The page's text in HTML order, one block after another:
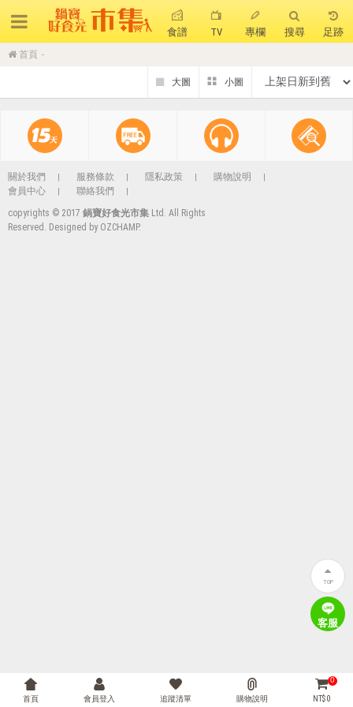
食譜 TV 專欄 搜尋 足跡
首頁
關於我們 服務條款 隱私政策
購物說明
會員中心
聯絡我們
copyrights © 2017 鍋寶好食光市集 Ltd. All Rights
Reserved. Designed by OZCHAMP.
首頁 會員登入 追蹤清單 購物說明
0
NT$ 0
TOP
客服
熱門搜尋
聚油不沾鍋 全球通吹風機 陶瓷不沾電鍋
珍珠粗吸管杯 可微波保鮮盒 大理石不沾鍋